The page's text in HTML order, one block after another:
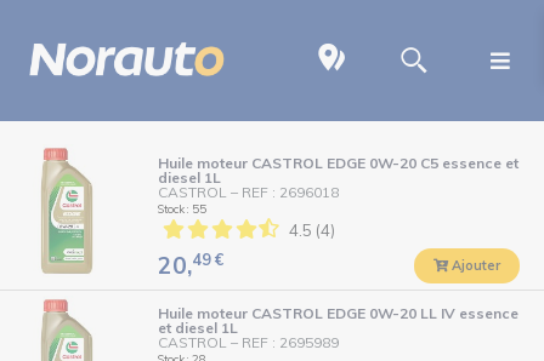
Huile moteur CASTROL EDGE 0W-20 C5 essence et
diesel 1L
CASTROL – REF : 2696018
Stock : 55
4.5 (4)
20,49€ Ajouter
Huile moteur CASTROL EDGE 0W-20 LL IV essence
et diesel 1L
CASTROL – REF : 2695989